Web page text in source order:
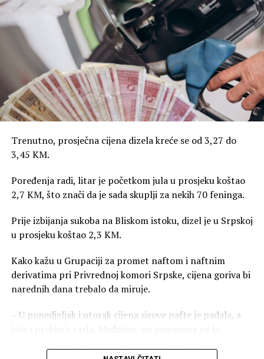
Trenutno, prosječna cijena dizela kreće se od 3,27 do
3,45 KM.
Poređenja radi, litar je početkom jula u prosjeku koštao
2,7 KM, što znači da je sada skuplji za nekih 70 feninga.
Prije izbijanja sukoba na Bliskom istoku, dizel je u Srpskoj
u prosjeku koštao 2,3 KM.
Kako kažu u Grupaciji za promet naftom i naftnim
derivatima pri Privrednoj komori Srpske, cijena goriva bi
narednih dana trebalo da miruje.
– U ponedjeljak i utorak cijena sirove nafte je padala, a